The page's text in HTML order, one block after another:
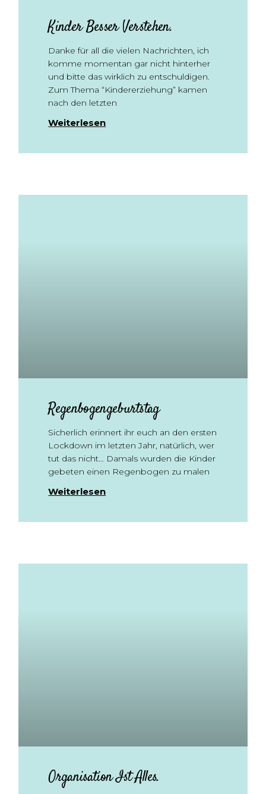
Kinder Besser Verstehen.
Danke für all die vielen Nachrichten, ich
komme momentan gar nicht hinterher
und bitte das wirklich zu entschuldigen.
Zum Thema “Kindererziehung” kamen
nach den letzten
Weiterlesen
Regenbogengeburtstag
Sicherlich erinnert ihr euch an den ersten
Lockdown im letzten Jahr, natürlich, wer
tut das nicht… Damals wurden die Kinder
gebeten einen Regenbogen zu malen
Weiterlesen
Organisation Ist Alles.